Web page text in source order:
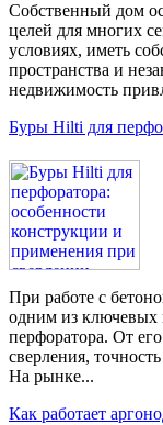
Собственный дом
целей для многих
условиях, иметь
пространства и
недвижимость
Буры Hilti для
При работе с
одним из ключевых
перфоратора. От
сверления,
На рынке...
Как работает